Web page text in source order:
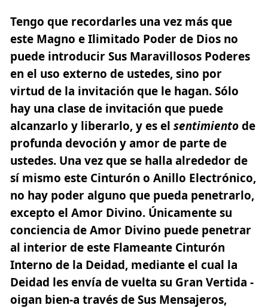
Tengo que recordarles una vez más que
este Magno e Ilimitado Poder de Dios no
puede introducir Sus Maravillosos Poderes
en el uso externo de ustedes, sino por
virtud de la invitación que le hagan.Sólo
hay una clase de invitación que puede
alcanzarlo y liberarlo, y es el sentimientode
profunda devoción y amor de parte de
ustedes. Una vez que se halla alrededor de
sí mismo este Cinturón o Anillo Electrónico,
no hay poder alguno que pueda penetrarlo,
excepto el Amor Divino. Únicamente su
conciencia de Amor Divino puede penetrar
al interior de este Flameante Cinturón
Interno de la Deidad, mediante el cual la
Deidad les envía de vuelta su Gran Vertida -
oigan bien-a través de Sus Mensajeros,